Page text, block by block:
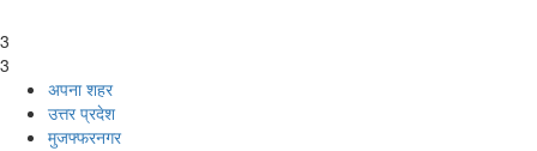
3
3
अपना शहर
उत्तर प्रदेश
मुजफ्फरनगर